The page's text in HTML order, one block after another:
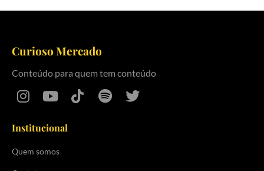
Curioso Mercado
Conteúdo para quem tem conteúdo
Institucional
Quem somos